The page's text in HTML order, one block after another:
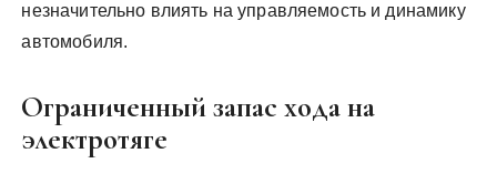
незначительно влиять на управляемость и динамику
автомобиля.
Ограниченный запас хода на
электротяге